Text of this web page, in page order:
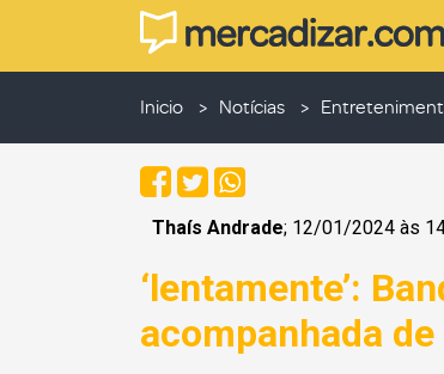
Inicio Notícias
Thaís Andrade; 12/01/2024 às
‘lentamente’:
acompanhada